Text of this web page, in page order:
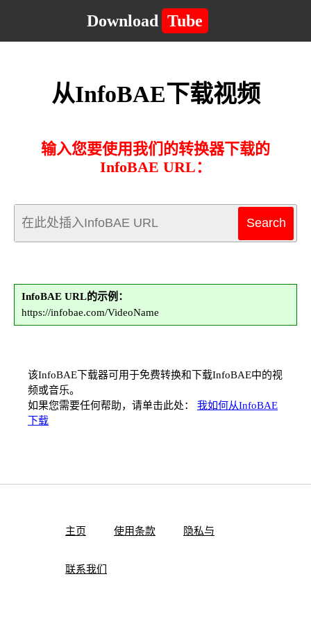
Download Tube
从InfoBAE下载视频
输入您要使用我们的转换器下载的
InfoBAE URL：
InfoBAE URL的示例：
https://infobae.com/VideoName
该InfoBAE下载器可用于免费转换和下载InfoBAE中的视
频或音乐。
如果您需要任何帮助，请单击此处： 我如何从InfoBAE
下载
主页 使用条款 隐私与
联系我们